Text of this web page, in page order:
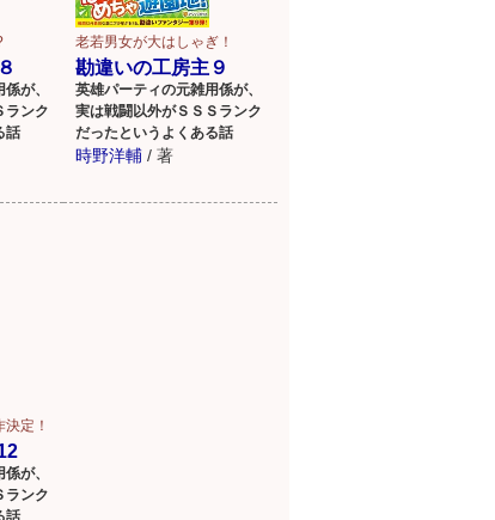
が、
ランク
話
老若男女が大はしゃぎ！
勘違いの工房主９
英雄パーティの元雑用係が、
実は戦闘以外がＳＳＳランク
だったというよくある話
時野洋輔 / 著
定！
が、
ランク